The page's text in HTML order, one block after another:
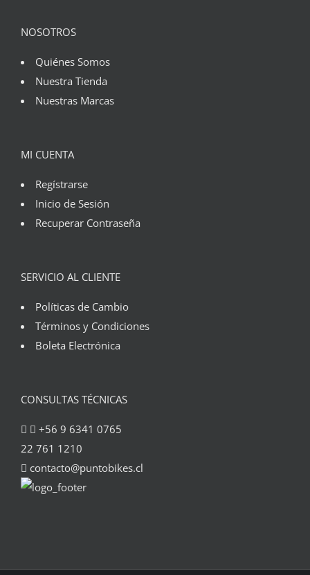
NOSOTROS
Quiénes Somos
Nuestra Tienda
Nuestras Marcas
MI CUENTA
Regístrarse
Inicio de Sesión
Recuperar Contraseña
SERVICIO AL CLIENTE
Políticas de Cambio
Términos y Condiciones
Boleta Electrónica
CONSULTAS TÉCNICAS
+56 9 6341 0765
22 761 1210
contacto@puntobikes.cl